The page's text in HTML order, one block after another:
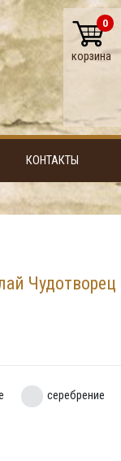
0
корзина
КОНТАКТЫ
Чудотворец
серебрение